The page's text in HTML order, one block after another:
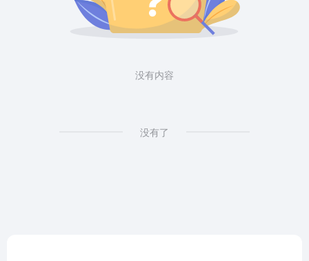
没有内容
没有了